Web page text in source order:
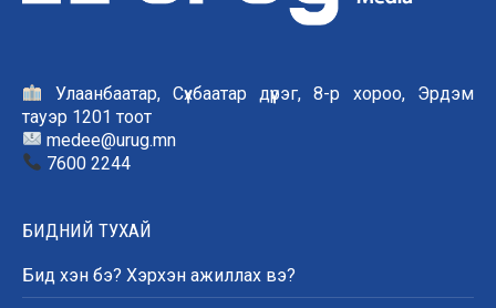
Улаанбаатар, Сүхбаатар дүүрэг, 8-р хороо, Эрдэм
тауэр 1201 тоот
medee@urug.mn
7600 2244
БИДНИЙ ТУХАЙ
Бид хэн бэ? Хэрхэн ажиллах вэ?